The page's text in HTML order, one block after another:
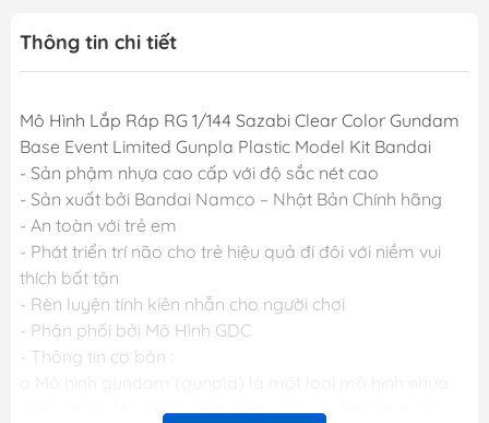
Thông tin chi tiết
Mô Hình Lắp Ráp RG 1/144 Sazabi Clear Color Gundam
Base Event Limited Gunpla Plastic Model Kit Bandai
- Sản phậm nhựa cao cấp với độ sắc nét cao
- Sản xuất bởi Bandai Namco – Nhật Bản Chính hãng
- An toàn với trẻ em
- Phát triển trí não cho trẻ hiệu quả đi đôi với niềm vui
thích bất tận
- Rèn luyện tính kiên nhẫn cho người chơi
- Phân phối bởi Mô Hình GDC
- Thông tin cơ bản :
được gọi là Model kit, bao gồm nhiều mảnh nhựa rời